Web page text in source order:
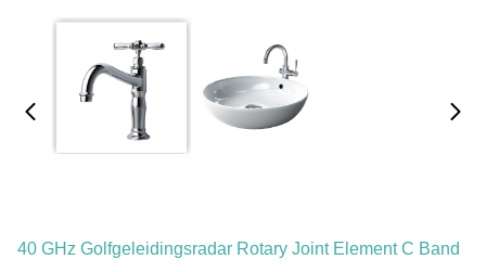
40 GHz Golfgeleidingsradar Rotary Joint Element C Band